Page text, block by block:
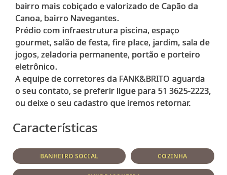
bairro mais cobiçado e valorizado de Capão da
Canoa, bairro Navegantes.
Prédio com infraestrutura piscina, espaço
gourmet, salão de festa, fire place, jardim, sala de
jogos, zeladoria permanente, portão e porteiro
eletrônico.
A equipe de corretores da FANK&BRITO aguarda
o seu contato, se preferir ligue para 51 3625-2223,
Características
BANHEIRO SOCIAL COZINHA